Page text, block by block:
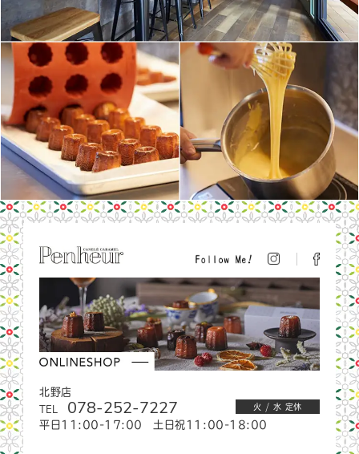
北野店
TEL 078-252-7227
平日11:00-17:00 土日祝11:00-18:00
火 / 水 定休